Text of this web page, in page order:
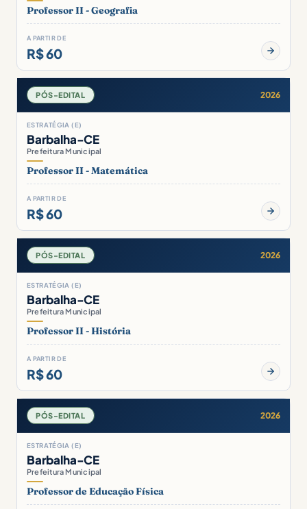
Professor II - Geografia
A PARTIR DE
R$ 60
PÓS-EDITAL 2026
ESTRATÉGIA (E)
Barbalha-CE
Prefeitura Municipal
Professor II - Matemática
A PARTIR DE
R$ 60
PÓS-EDITAL 2026
ESTRATÉGIA (E)
Barbalha-CE
Prefeitura Municipal
Professor II - História
A PARTIR DE
R$ 60
PÓS-EDITAL 2026
ESTRATÉGIA (E)
Barbalha-CE
Prefeitura Municipal
Professor de Educação Física